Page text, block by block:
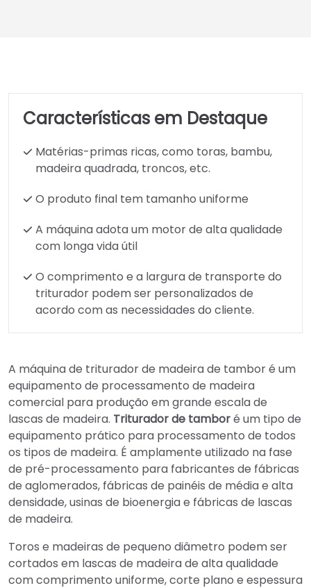
Características em Destaque
Matérias-primas ricas, como toras, bambu,
madeira quadrada, troncos, etc.
O produto final tem tamanho uniforme
A máquina adota um motor de alta qualidade
com longa vida útil
O comprimento e a largura de transporte do
triturador podem ser personalizados de
acordo com as necessidades do cliente.
A máquina de triturador de madeira de tambor é um
equipamento de processamento de madeira
comercial para produção em grande escala de
lascas de madeira. Triturador de tamboré um tipo de
equipamento prático para processamento de todos
os tipos de madeira. É amplamente utilizado na fase
de pré-processamento para fabricantes de fábricas
de aglomerados, fábricas de painéis de média e alta
densidade, usinas de bioenergia e fábricas de lascas
de madeira.
Toros e madeiras de pequeno diâmetro podem ser
cortados em lascas de madeira de alta qualidade
com comprimento uniforme, corte plano e espessura